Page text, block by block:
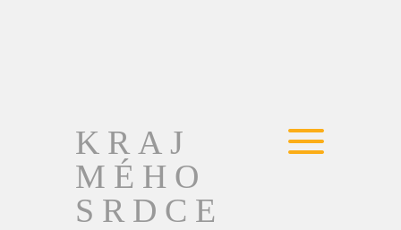
KRAJ
MÉHO
SRDCE